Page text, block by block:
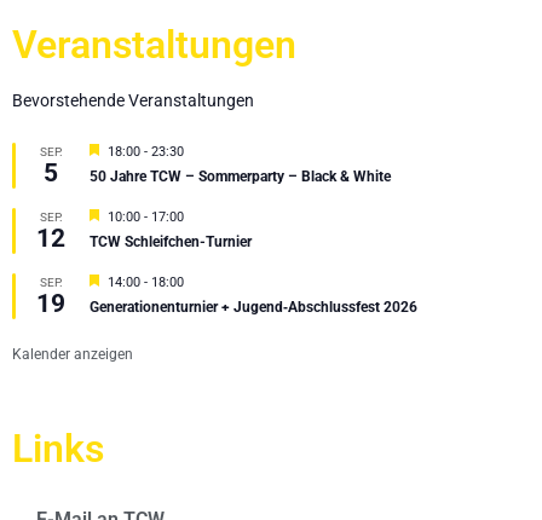
Veranstaltungen
Bevorstehende Veranstaltungen
SEP.
5
Hervorgehoben
18:00 - 23:30
50 Jahre TCW – Sommerparty – Black & White
SEP.
12
Hervorgehoben
10:00 - 17:00
TCW Schleifchen-Turnier
SEP.
19
Hervorgehoben
14:00 - 18:00
Generationenturnier + Jugend‑Abschlussfest 2026
Kalender anzeigen
Links